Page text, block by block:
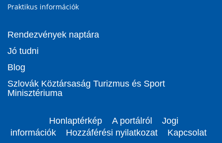
Praktikus információk
Rendezvények naptára
Jó tudni
Blog
Szlovák Köztársaság Turizmus és Sport
Minisztériuma
Honlaptérkép A portálról
Jogi
információk
Hozzáférési nyilatkozat Kapcsolat